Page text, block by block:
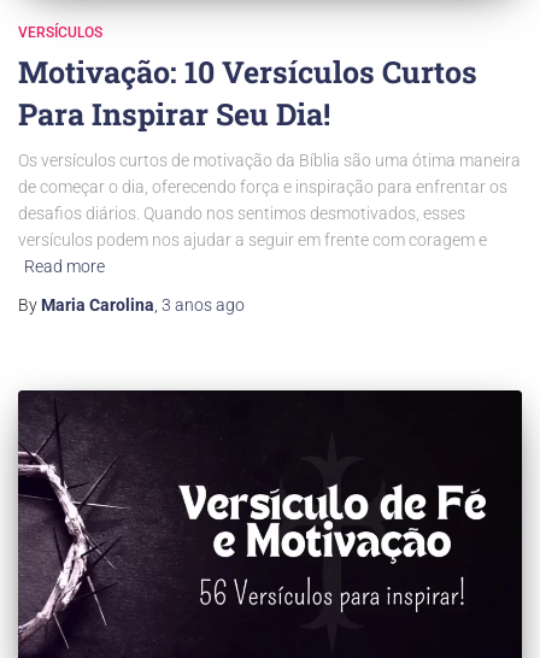
VERSÍCULOS
Motivação: 10 Versículos Curtos
Para Inspirar Seu Dia!
Os versículos curtos de motivação da Bíblia são uma ótima maneira
de começar o dia, oferecendo força e inspiração para enfrentar os
desafios diários. Quando nos sentimos desmotivados, esses
versículos podem nos ajudar a seguir em frente com coragem e
Read more
By Maria Carolina 3 anosago